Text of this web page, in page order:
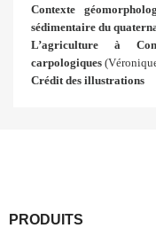
Contexte
sédimentaire du
L’agriculture à
carpologiques
Crédit des illustrations
PRODUITS